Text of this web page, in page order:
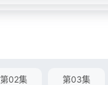
第02集 第03集